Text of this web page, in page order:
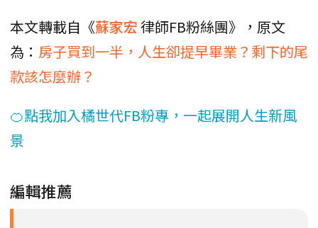
本文轉載自《蘇家宏律師FB粉絲團》，原文
為： 房子買到一半，人生卻提早畢業？剩下的尾
款該怎麼辦？
🍊點我加入橘世代FB粉專，一起展開人生新風
景
編輯推薦